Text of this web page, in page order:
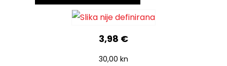
3,98 €
30,00 kn